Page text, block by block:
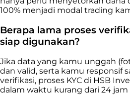
100% menjadi modal trading
Berapa lama proses
siap digunakan?
Jika data yang kamu unggah
dan valid, serta kamu responsif
verifikasi, proses KYC di HSB
dalam waktu kurang dari 24 jam